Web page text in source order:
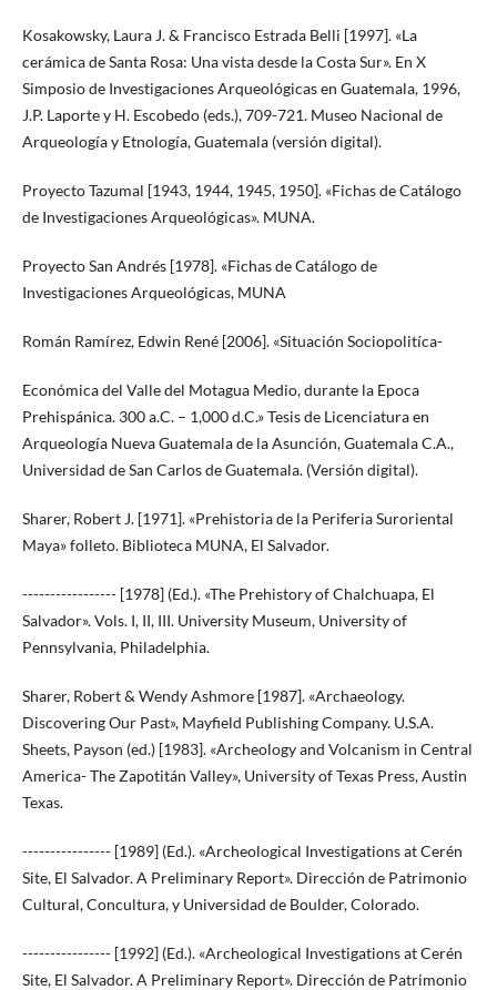
Kosakowsky, Laura J. & Francisco Estrada Belli [1997]. «La
cerámica de Santa Rosa: Una vista desde la Costa Sur». En X
Simposio de Investigaciones Arqueológicas en Guatemala, 1996,
J.P. Laporte y H. Escobedo (eds.), 709-721. Museo Nacional de
Arqueología y Etnología, Guatemala (versión digital).
Proyecto Tazumal [1943, 1944, 1945, 1950]. «Fichas de Catálogo
de Investigaciones Arqueológicas». MUNA.
Proyecto San Andrés [1978]. «Fichas de Catálogo de
Investigaciones Arqueológicas, MUNA
Román Ramírez, Edwin René [2006]. «Situación Sociopolitíca-
Económica del Valle del Motagua Medio, durante la Epoca
Prehispánica. 300 a.C. – 1,000 d.C.» Tesis de Licenciatura en
Arqueología Nueva Guatemala de la Asunción, Guatemala C.A.,
Universidad de San Carlos de Guatemala. (Versión digital).
Sharer, Robert J. [1971]. «Prehistoria de la Periferia Suroriental
Maya» folleto. Biblioteca MUNA, El Salvador.
----------------- [1978] (Ed.). «The Prehistory of Chalchuapa, El
Salvador». Vols. I, II, III. University Museum, University of
Pennsylvania, Philadelphia.
Sharer, Robert & Wendy Ashmore [1987]. «Archaeology.
Discovering Our Past», Mayfield Publishing Company. U.S.A.
Sheets, Payson (ed.) [1983]. «Archeology and Volcanism in Central
America- The Zapotitán Valley», University of Texas Press, Austin
Texas.
---------------- [1989] (Ed.). «Archeological Investigations at Cerén
Site, El Salvador. A Preliminary Report». Dirección de Patrimonio
Cultural, Concultura, y Universidad de Boulder, Colorado.
---------------- [1992] (Ed.). «Archeological Investigations at Cerén
Site, El Salvador. A Preliminary Report». Dirección de Patrimonio